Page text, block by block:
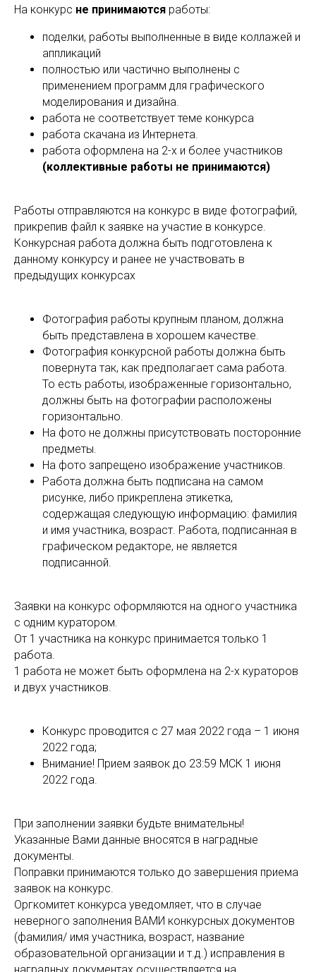
На конкурс не принимаются работы:
поделки, работы выполненные в виде коллажей и
аппликаций
полностью или частично выполнены с
применением программ для графического
моделирования и дизайна.
работа не соответствует теме конкурса
работа скачана из Интернета.
работа оформлена на 2-х и более участников
(коллективные работы не принимаются)
Работы отправляются на конкурс в виде фотографий,
прикрепив файл к заявке на участие в конкурсе.
Конкурсная работа должна быть подготовлена к
данному конкурсу и ранее не участвовать в
предыдущих конкурсах
Фотография работы крупным планом, должна
быть представлена в хорошем качестве.
Фотография конкурсной работы должна быть
повернута так, как предполагает сама работа.
То есть работы, изображенные горизонтально,
должны быть на фотографии расположены
горизонтально.
На фото не должны присутствовать посторонние
предметы.
На фото запрещено изображение участников.
Работа должна быть подписана на самом
рисунке, либо прикреплена этикетка,
содержащая следующую информацию: фамилия
и имя участника, возраст. Работа, подписанная в
графическом редакторе, не является
подписанной.
Заявки на конкурс оформляются на одного участника
с одним куратором.
От 1 участника на конкурс принимается только 1
работа.
1 работа не может быть оформлена на 2-х кураторов
и двух участников.
Конкурс проводится с 27 мая 2022 года – 1 июня
2022 года;
Внимание! Прием заявок до 23:59 МСК 1 июня
2022 года.
При заполнении заявки будьте внимательны!
Указанные Вами данные вносятся в наградные
документы.
Поправки принимаются только до завершения приема
заявок на конкурс.
Оргкомитет конкурса уведомляет, что в случае
неверного заполнения ВАМИ конкурсных документов
(фамилия/ имя участника, возраст, название
образовательной организации и т.д.) исправления в